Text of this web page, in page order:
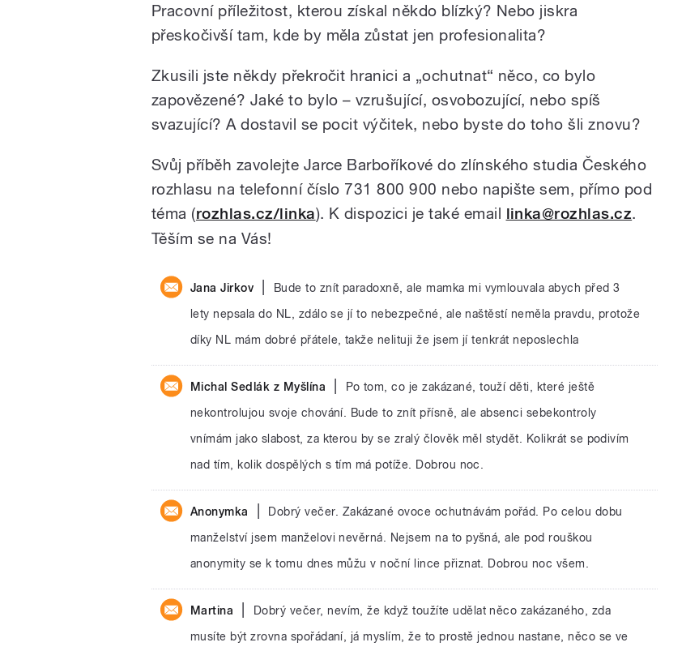
Pracovní příležitost, kterou získal někdo blízký? Nebo jiskra
přeskočivší tam, kde by měla zůstat jen profesionalita?
Zkusili jste někdy překročit hranici a „ochutnat“ něco, co bylo
zapovězené? Jaké to bylo – vzrušující, osvobozující, nebo spíš
svazující? A dostavil se pocit výčitek, nebo byste do toho šli znovu?
Svůj příběh zavolejte Jarce Barboříkové do zlínského studia Českého
rozhlasu na telefonní číslo 731 800 900 nebo napište sem, přímo pod
téma (rozhlas.cz/linka). K dispozici je také email linka@rozhlas.cz.
Těším se na Vás!
Jana Jirkov
Bude to znít paradoxně, ale mamka mi vymlouvala abych před 3
lety nepsala do NL, zdálo se jí to nebezpečné, ale naštěstí neměla pravdu, protože
díky NL mám dobré přátele, takže nelituji že jsem jí tenkrát neposlechla
Michal Sedlák z Myšlína
Po tom, co je zakázané, touží děti, které ještě
nekontrolujou svoje chování. Bude to znít přísně, ale absenci sebekontroly
vnímám jako slabost, za kterou by se zralý člověk měl stydět. Kolikrát se podivím
nad tím, kolik dospělých s tím má potíže. Dobrou noc.
Anonymka
Dobrý večer. Zakázané ovoce ochutnávám pořád. Po celou dobu
manželství jsem manželovi nevěrná. Nejsem na to pyšná, ale pod rouškou
anonymity se k tomu dnes můžu v noční lince přiznat. Dobrou noc všem.
Martina
Dobrý večer, nevím, že když toužíte udělat něco zakázaného, zda
musíte být zrovna spořádaní, já myslím, že to prostě jednou nastane, něco se ve